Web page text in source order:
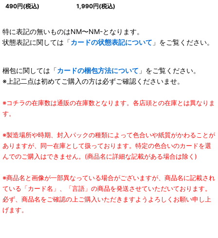
490円(税込)
1,990円(税込)
特に表記の無いものはNM〜NM-となります。
状態表記に関しては「カードの状態表記について 」をご覧ください。
梱包に関しては「カードの梱包方法について 」をご覧ください。
※上記二点は初めてご購入の方は必ずご確認くださいませ。
※コチラの在庫数は通販の在庫数となります。各店頭との在庫とは異なりま
す。
※製造場所や時期、封入パックの種類によって色合いや紙質がかわることが
ありますが、同一在庫として扱っております。特定の色合いのカードを選
んでのご購入はできません。(商品名に詳細な記載がある場合は除く)
※商品名と画像が一部異なっている場合がございますが、商品名に記載され
ている「カード名」、「言語」の商品を発送させていただいております。
必ず、商品名をご確認の上ご購入いただきますようよろしくお願い申し上
げます。